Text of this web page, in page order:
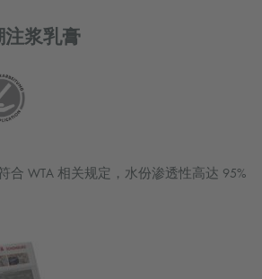
注浆乳膏
合 WTA 相关规定，水份渗透性高达 95%